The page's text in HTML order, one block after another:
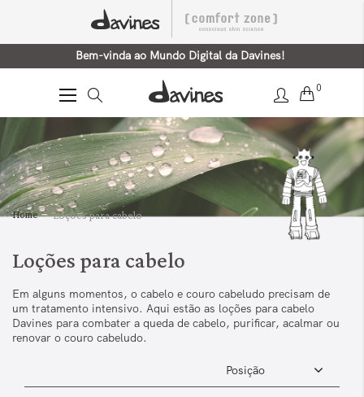
Bem-vinda ao Mundo Digital da Davines!
Alternar
0
Home Loções para cabelo
Loções para cabelo
Em alguns momentos, o cabelo e couro cabeludo precisam de
um tratamento intensivo. Aqui estão as loções para cabelo
Davines para combater a queda de cabelo, purificar, acalmar ou
renovar o couro cabeludo.